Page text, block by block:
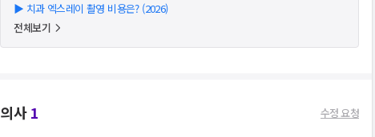
▶ 치과 엑스레이 촬영 비용은? (2026)
전체보기
의사1 수정 요청